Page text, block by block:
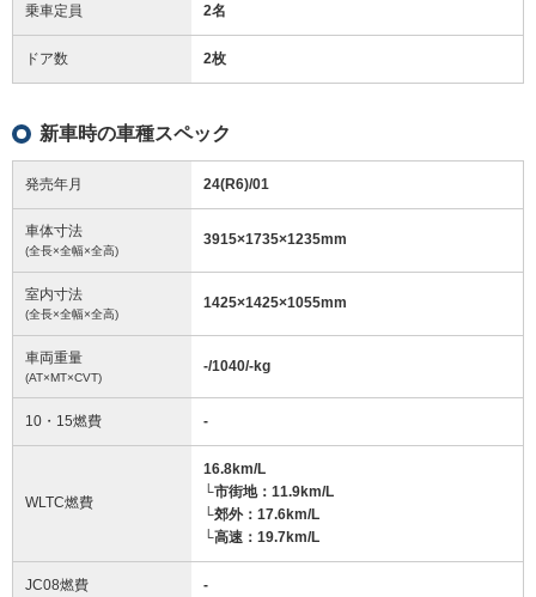
乗車定員 2名
ドア数 2枚
新車時の車種スペック
発売年月 24(R6)/01
車体寸法
(全長×全幅×全高)
3915×1735×1235mm
室内寸法
(全長×全幅×全高)
1425×1425×1055mm
車両重量
(AT×MT×CVT)
-/1040/-kg
10・15燃費 -
WLTC燃費
16.8km/L
└市街地：11.9km/L
└郊外：17.6km/L
└高速：19.7km/L
JC08燃費 -